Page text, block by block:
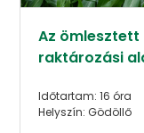
Az
raktározási
Időtartam: 16 óra
Helyszín: Gödöllő